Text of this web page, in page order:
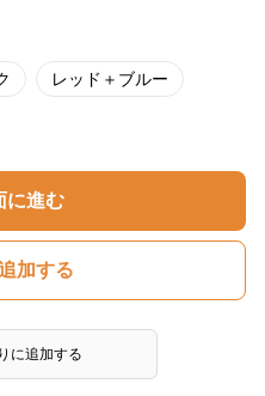
レッド＋ブルー
に進む
加する
に追加する